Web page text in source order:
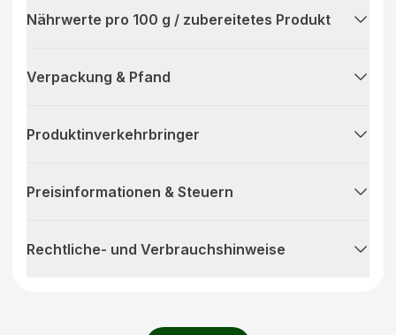
Nährwerte pro 100 g / zubereitetes Produkt
Verpackung & Pfand
Produktinverkehrbringer
Preisinformationen & Steuern
Rechtliche- und Verbrauchshinweise